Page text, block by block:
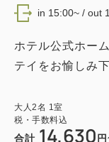
in 15:00~ / out
ホテル公式ホー
テイをお愉しみ
大人2名 1室
税・手数料込
合計 14,630